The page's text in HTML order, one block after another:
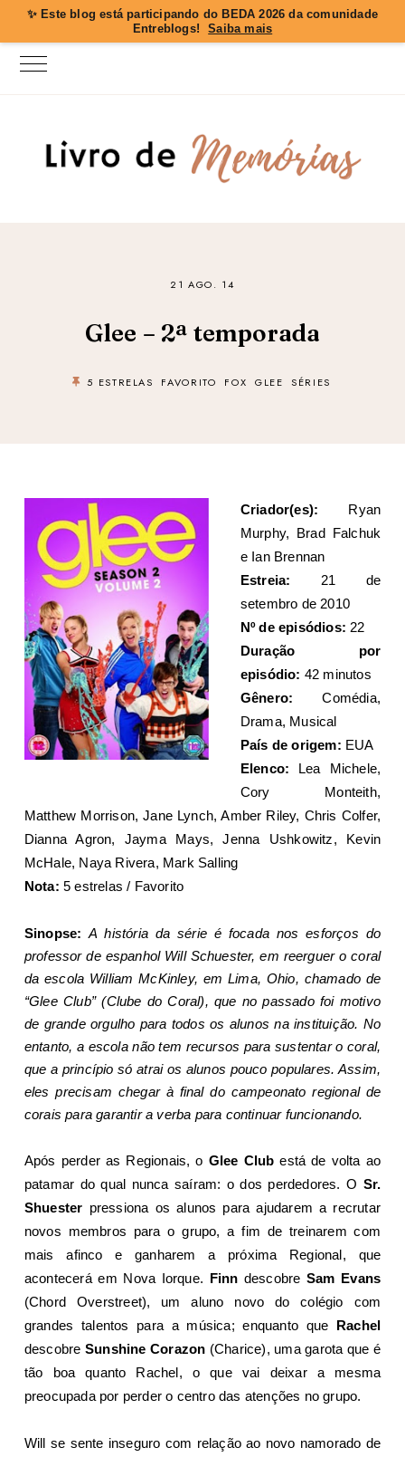
✨ Este blog está participando do BEDA 2026 da comunidade
Entreblogs!
Saiba mais
21 AGO. 14
Glee – 2ª temporada
5 ESTRELAS FAVORITO FOX GLEE SÉRIES
Criador(es): Ryan
Murphy, Brad Falchuk
e Ian Brennan
Estreia: 21 de
setembro de 2010
Nº de episódios: 22
Duração por
episódio: 42 minutos
Gênero: Comédia,
Drama, Musical
País de origem: EUA
Elenco: Lea Michele,
Cory Monteith,
Matthew Morrison, Jane Lynch, Amber Riley, Chris Colfer,
Dianna Agron, Jayma Mays, Jenna Ushkowitz, Kevin
McHale, Naya Rivera, Mark Salling
Nota: 5 estrelas / Favorito
Sinopse: A história da série é focada nos esforços do
professor de espanhol Will Schuester, em reerguer o coral
da escola William McKinley, em Lima, Ohio, chamado de
“Glee Club” (Clube do Coral), que no passado foi motivo
de grande orgulho para todos os alunos na instituição. No
entanto, a escola não tem recursos para sustentar o coral,
que a princípio só atrai os alunos pouco populares. Assim,
eles precisam chegar à final do campeonato regional de
corais para garantir a verba para continuar funcionando.
Após perder as Regionais, o Glee Club está de volta ao
patamar do qual nunca saíram: o dos perdedores. O Sr.
Shuester pressiona os alunos para ajudarem a recrutar
novos membros para o grupo, a fim de treinarem com
mais afinco e ganharem a próxima Regional, que
acontecerá em Nova Iorque. Finn descobre Sam Evans
(Chord Overstreet), um aluno novo do colégio com
grandes talentos para a música; enquanto que Rachel
descobre Sunshine Corazon (Charice), uma garota que é
tão boa quanto Rachel, o que vai deixar a mesma
preocupada por perder o centro das atenções no grupo.
Will se sente inseguro com relação ao novo namorado de